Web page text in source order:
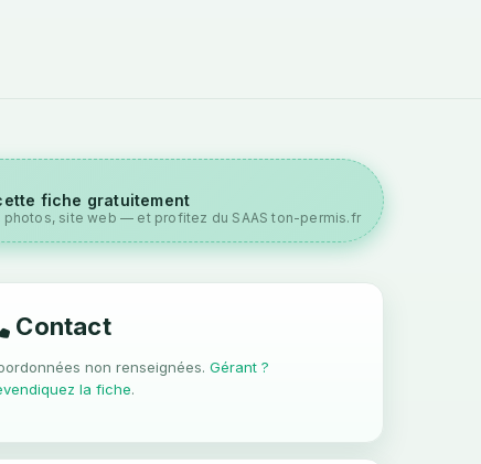
fiche gratuitement
photos, site web — et profitez du SAAS ton-permis.fr
Contact
non renseignées. Gérant ?
la fiche.